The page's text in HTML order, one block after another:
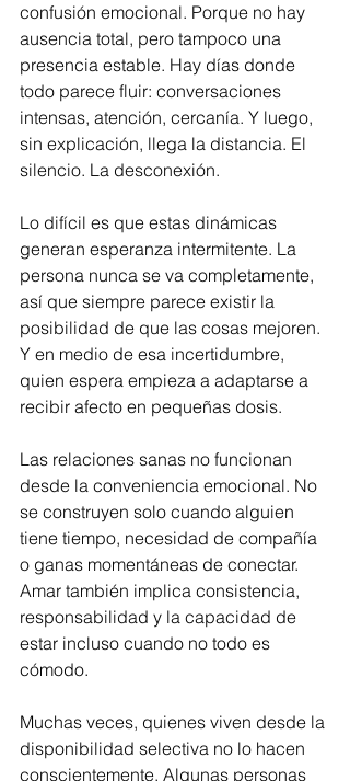
confusión emocional. Porque no hay
ausencia total, pero tampoco una
presencia estable. Hay días donde
todo parece fluir: conversaciones
intensas, atención, cercanía. Y luego,
sin explicación, llega la distancia. El
silencio. La desconexión.
Lo difícil es que estas dinámicas
generan esperanza intermitente. La
persona nunca se va completamente,
así que siempre parece existir la
posibilidad de que las cosas mejoren.
Y en medio de esa incertidumbre,
quien espera empieza a adaptarse a
recibir afecto en pequeñas dosis.
Las relaciones sanas no funcionan
desde la conveniencia emocional. No
se construyen solo cuando alguien
tiene tiempo, necesidad de compañía
o ganas momentáneas de conectar.
Amar también implica consistencia,
responsabilidad y la capacidad de
estar incluso cuando no todo es
cómodo.
Muchas veces, quienes viven desde la
disponibilidad selectiva no lo hacen
conscientemente. Algunas personas